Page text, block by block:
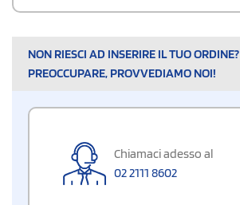
NON RIESCI AD INSERIRE IL TUO
PREOCCUPARE, PROVVEDIAMO NOI!
Chiamaci adesso al
02 2111 8602